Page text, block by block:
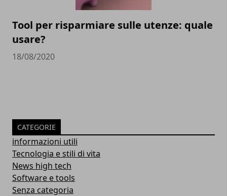
Tool per risparmiare sulle utenze: quale
usare?
18/08/2020
CATEGORIE
informazioni utili
Tecnologia e stili di vita
News high tech
Software e tools
Senza categoria